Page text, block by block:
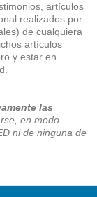
artículos
realizados por
de cualquiera
artículos
y estar en
las
en modo
ni de ninguna de